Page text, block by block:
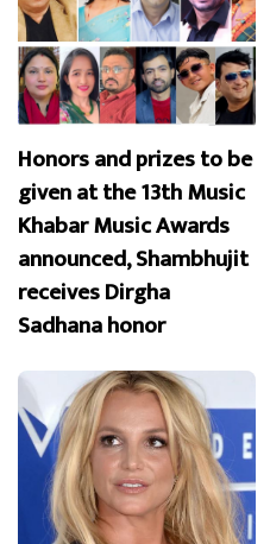
Honors and prizes to be
given at the 13th Music
Khabar Music Awards
announced, Shambhujit
receives Dirgha
Sadhana honor